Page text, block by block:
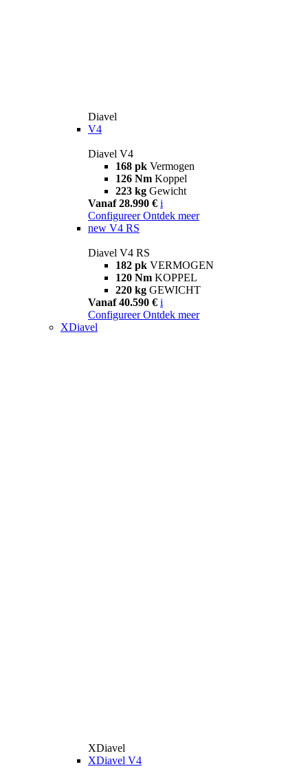
Diavel
V4
Diavel V4
168 pk Vermogen
126 Nm Koppel
223 kg Gewicht
Vanaf 28.990 € i
Configureer Ontdek meer
new V4 RS
Diavel V4 RS
182 pk VERMOGEN
120 Nm KOPPEL
220 kg GEWICHT
Vanaf 40.590 € i
Configureer Ontdek meer
XDiavel
XDiavel
XDiavel V4